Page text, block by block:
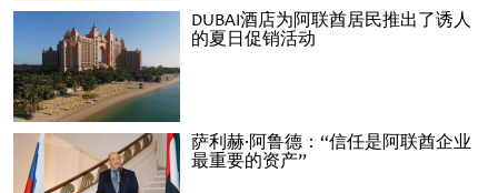
DUBAI酒店为阿联酋居民推出了诱人
的夏日促销活动
萨利赫·阿鲁德：“信任是阿联酋企业
最重要的资产”